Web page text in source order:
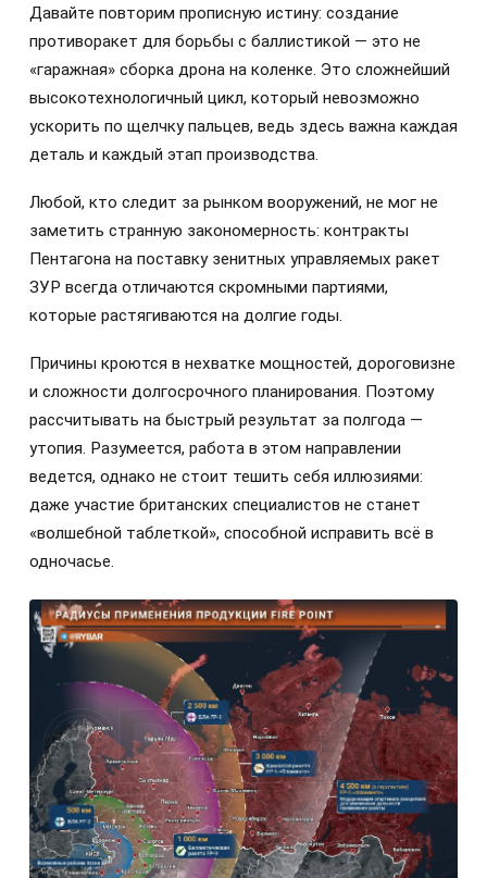
Давайте повторим прописную истину: создание
противоракет для борьбы с баллистикой — это не
«гаражная» сборка дрона на коленке. Это сложнейший
высокотехнологичный цикл, который невозможно
ускорить по щелчку пальцев, ведь здесь важна каждая
деталь и каждый этап производства.
Любой, кто следит за рынком вооружений, не мог не
заметить странную закономерность: контракты
Пентагона на поставку зенитных управляемых ракет
ЗУР всегда отличаются скромными партиями,
которые растягиваются на долгие годы.
Причины кроются в нехватке мощностей, дороговизне
и сложности долгосрочного планирования. Поэтому
рассчитывать на быстрый результат за полгода —
утопия. Разумеется, работа в этом направлении
ведется, однако не стоит тешить себя иллюзиями:
даже участие британских специалистов не станет
«волшебной таблеткой», способной исправить всё в
одночасье.